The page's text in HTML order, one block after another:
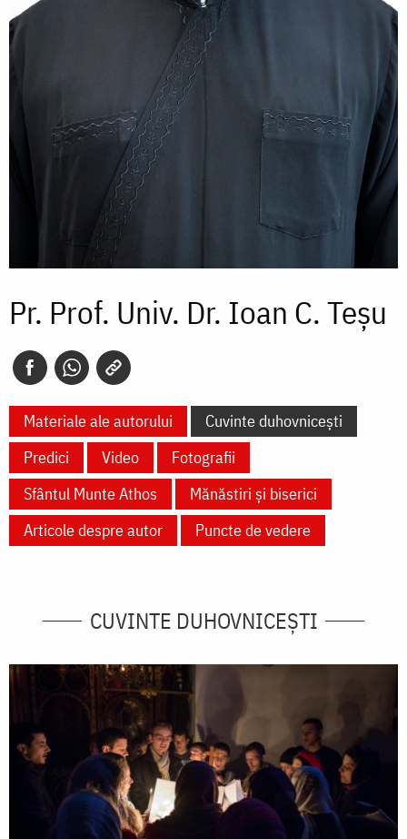
Pr. Prof. Univ. Dr. Ioan C. Teșu
Materiale ale autorului
Cuvinte duhovnicești
Predici
Video
Fotografii
Sfântul Munte Athos
Mănăstiri și biserici
Articole despre autor
Puncte de vedere
CUVINTE DUHOVNICEȘTI